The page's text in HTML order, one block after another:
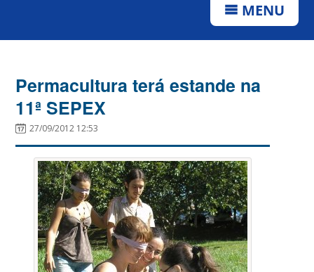
MENU
Permacultura terá estande na
11ª SEPEX
27/09/2012 12:53